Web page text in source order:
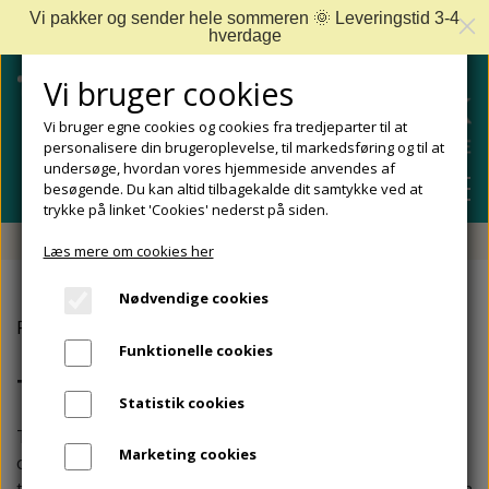
SHOP
FODCREMER
NEGLESVAMP
REDSKABER TIL FODPLEJE OG NEGLEPLEJE
FODFILE OG FODHØVLE
SÅLER, FODINDLÆG OG AFLASTNINGER
FODPROBLEMER
APOFYSITIS CALCANEI/SEVERS SYNDROM
REJSESTØRRELSER
MÆRKER
Fri fragt fra 499 DKK - Levering 1-2 hverdage
Forside
Tåskillere
Tåskillere er til dig, som har tæer, der enten er
overlagte, er drejede indad eller skæve. Det, som
Vi bruger cookies
Vi bruger egne cookies og cookies fra tredjeparter til at
personalisere din brugeroplevelse, til markedsføring og til at
undersøge, hvordan vores hjemmeside anvendes af
besøgende. Du kan altid tilbagekalde dit samtykke ved at
trykke på linket 'Cookies' nederst på siden.
Læs mere om cookies her
Nødvendige cookies
Funktionelle cookies
Statistik cookies
Marketing cookies
Vi pakker og sender hele sommeren 🌞 Leveringstid 3-4
hverdage